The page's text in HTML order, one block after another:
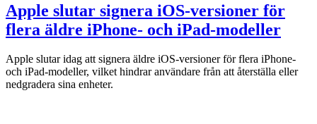
Apple slutar signera iOS-versioner för
flera äldre iPhone- och iPad-modeller
Apple slutar idag att signera äldre iOS-versioner för flera iPhone-
och iPad-modeller, vilket hindrar användare från att återställa eller
nedgradera sina enheter.